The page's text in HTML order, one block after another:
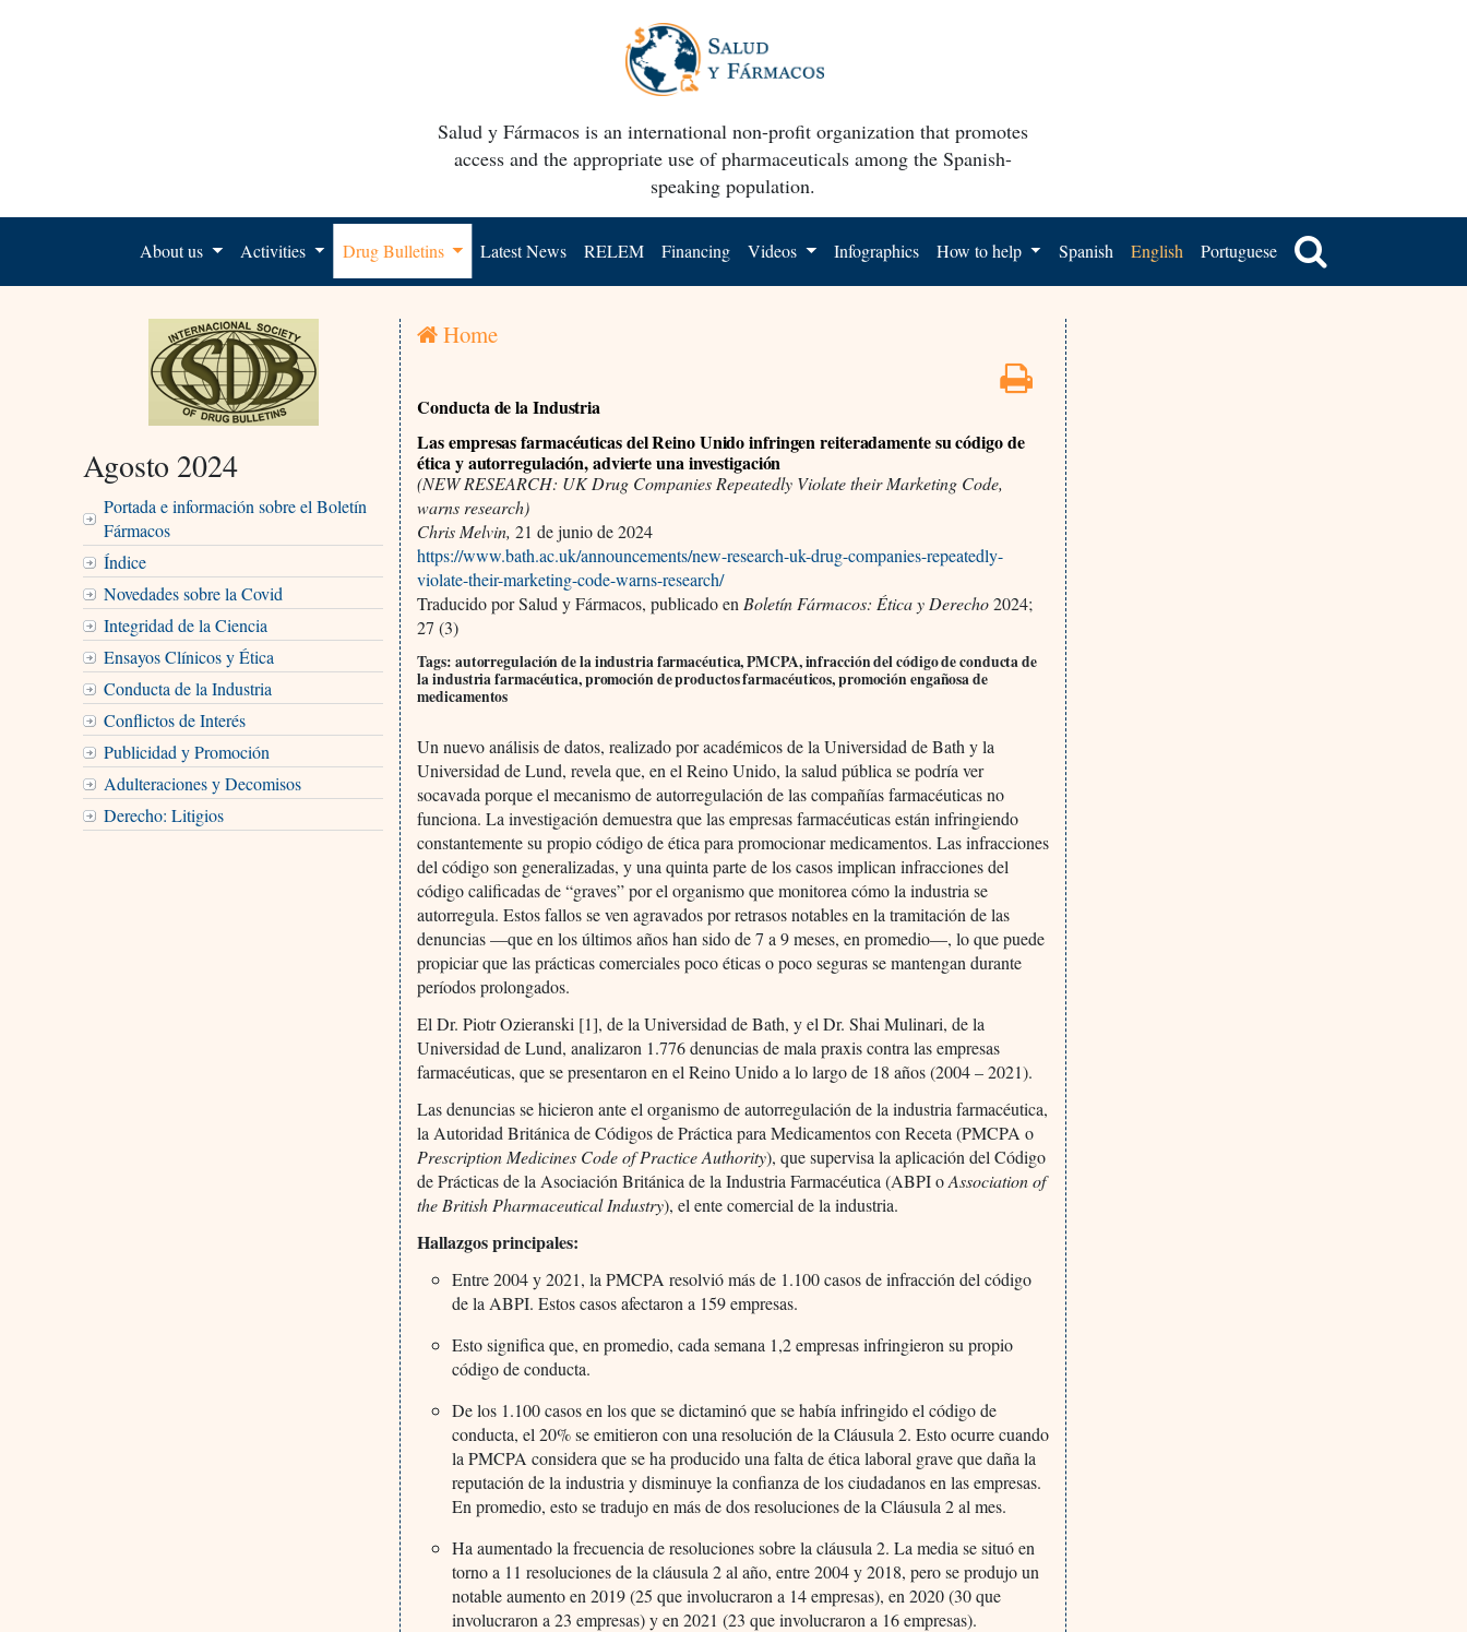
Salud y Fármacos is an international non-profit organization that promotes
access and the appropriate use of pharmaceuticals among the Spanish-
speaking population.
About us Activities Drug Bulletins Latest News RELEM Financing Videos Infographics How to help Spanish English Portuguese
Agosto 2024
Portada e información sobre el Boletín
Fármacos
Índice
Novedades sobre la Covid
Integridad de la Ciencia
Ensayos Clínicos y Ética
Conducta de la Industria
Conflictos de Interés
Publicidad y Promoción
Adulteraciones y Decomisos
Derecho: Litigios
Home
Conducta de la Industria
Las empresas farmacéuticas del Reino Unido infringen reiteradamente su código de
ética y autorregulación, advierte una investigación
(NEW RESEARCH: UK Drug Companies Repeatedly Violate their Marketing Code,
warns research)
Chris Melvin,21 de junio de 2024
https://www.bath.ac.uk/announcements/new-research-uk-drug-companies-repeatedly-
violate-their-marketing-code-warns-research/
Traducido por Salud y Fármacos, publicado enBoletín Fármacos: Ética y Derecho2024;
27 (3)
Tags: autorregulación de la industria farmacéutica, PMCPA, infracción del código de conducta de
la industria farmacéutica, promoción de productos farmacéuticos, promoción engañosa de
medicamentos
Un nuevo análisis de datos, realizado por académicos de la Universidad de Bath y la
Universidad de Lund, revela que, en el Reino Unido, la salud pública se podría ver
socavada porque el mecanismo de autorregulación de las compañías farmacéuticas no
funciona. La investigación demuestra que las empresas farmacéuticas están infringiendo
constantemente su propio código de ética para promocionar medicamentos. Las infracciones
del código son generalizadas, y una quinta parte de los casos implican infracciones del
código calificadas de “graves” por el organismo que monitorea cómo la industria se
autorregula. Estos fallos se ven agravados por retrasos notables en la tramitación de las
denuncias —que en los últimos años han sido de 7 a 9 meses, en promedio—, lo que puede
propiciar que las prácticas comerciales poco éticas o poco seguras se mantengan durante
períodos prolongados.
El Dr. Piotr Ozieranski [1], de la Universidad de Bath, y el Dr. Shai Mulinari, de la
Universidad de Lund, analizaron 1.776 denuncias de mala praxis contra las empresas
farmacéuticas, que se presentaron en el Reino Unido a lo largo de 18 años (2004 – 2021).
Las denuncias se hicieron ante el organismo de autorregulación de la industria farmacéutica,
la Autoridad Británica de Códigos de Práctica para Medicamentos con Receta (PMCPA o
Prescription Medicines Code of Practice Authority), que supervisa la aplicación del Código
de Prácticas de la Asociación Británica de la Industria Farmacéutica (ABPI oAssociation of
the British Pharmaceutical Industry), el ente comercial de la industria.
Hallazgos principales:
Entre 2004 y 2021, la PMCPA resolvió más de 1.100 casos de infracción del código
de la ABPI. Estos casos afectaron a 159 empresas.
Esto significa que, en promedio, cada semana 1,2 empresas infringieron su propio
código de conducta.
De los 1.100 casos en los que se dictaminó que se había infringido el código de
conducta, el 20% se emitieron con una resolución de la Cláusula 2. Esto ocurre cuando
la PMCPA considera que se ha producido una falta de ética laboral grave que daña la
reputación de la industria y disminuye la confianza de los ciudadanos en las empresas.
En promedio, esto se tradujo en más de dos resoluciones de la Cláusula 2 al mes.
Ha aumentado la frecuencia de resoluciones sobre la cláusula 2. La media se situó en
torno a 11 resoluciones de la cláusula 2 al año, entre 2004 y 2018, pero se produjo un
notable aumento en 2019 (25 que involucraron a 14 empresas), en 2020 (30 que
involucraron a 23 empresas) y en 2021 (23 que involucraron a 16 empresas).